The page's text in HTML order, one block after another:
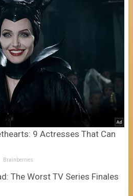
9 Actresses That Can
Brainberries
The Worst TV Series Finales